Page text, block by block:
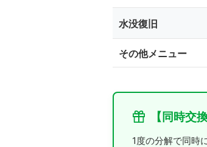
水没復旧
その他メニュー
【同時交
1度の分解で同時